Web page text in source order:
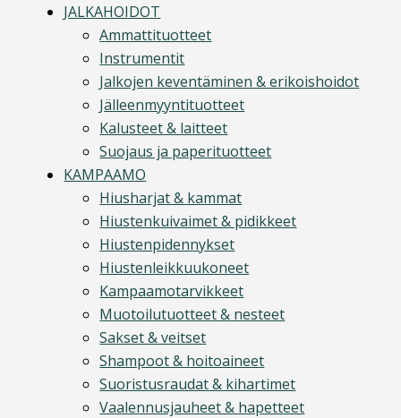
JALKAHOIDOT
Ammattituotteet
Instrumentit
Jalkojen keventäminen & erikoishoidot
Jälleenmyyntituotteet
Kalusteet & laitteet
Suojaus ja paperituotteet
KAMPAAMO
Hiusharjat & kammat
Hiustenkuivaimet & pidikkeet
Hiustenpidennykset
Hiustenleikkuukoneet
Kampaamotarvikkeet
Muotoilutuotteet & nesteet
Sakset & veitset
Shampoot & hoitoaineet
Suoristusraudat & kihartimet
Vaalennusjauheet & hapetteet